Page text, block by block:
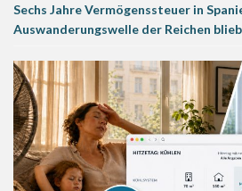
Sechs Jahre Vermögenssteuer in
Auswanderungswelle der Reichen